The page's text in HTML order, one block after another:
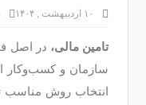
۱۰ اردیبهشت , ۱۴۰۴
تامین مالی، در اصل
سازمان و کسب‌وکار